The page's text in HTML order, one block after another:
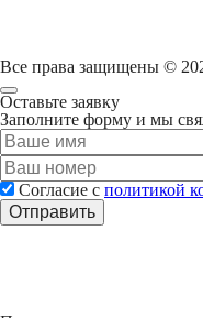
Все права защищены ©
Оставьте заявку
Заполните форму и мы
Согласие с политикой